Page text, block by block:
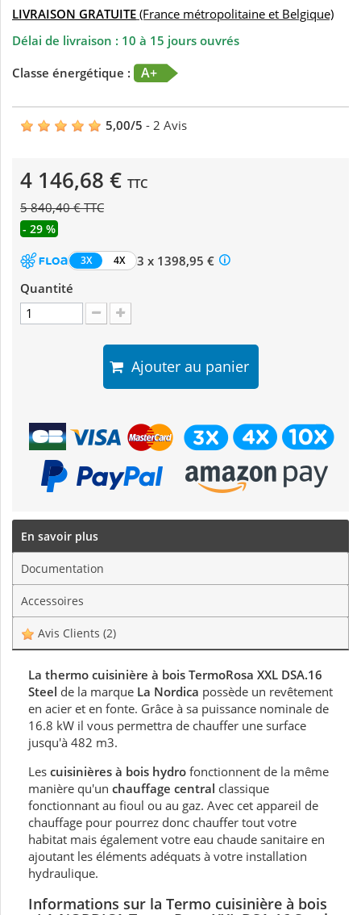
LIVRAISON GRATUITE (France métropolitaine et Belgique)
Délai de livraison : 10 à 15 jours ouvrés
Classe énergétique :
A+
5,00/5 - 2 Avis
4 146,68 € TTC
5 840,40 € TTC
- 29 %
3X 4X
3 x 1398,95 €
Quantité
Ajouter au panier
En savoir plus
Documentation
Accessoires
Avis Clients (2)
La thermo cuisinière à bois TermoRosa XXL DSA.16
Steel de la marque La Nordica possède un revêtement
en acier et en fonte. Grâce à sa puissance nominale de
16.8 kW il vous permettra de chauffer une surface
jusqu'à 482 m3.
Les cuisinières à bois hydro fonctionnent de la même
manière qu'un chauffage central classique
fonctionnant au fioul ou au gaz. Avec cet appareil de
chauffage pour pourrez donc chauffer tout votre
habitat mais également votre eau chaude sanitaire en
ajoutant les éléments adéquats à votre installation
hydraulique.
Informations sur la Termo cuisinière à bois